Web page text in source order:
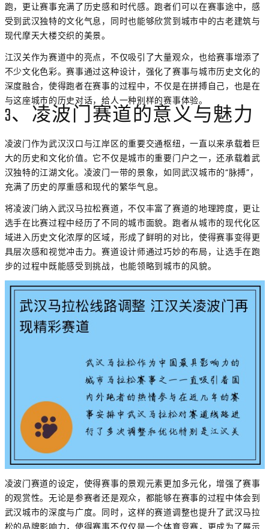
跑，更让赛事充满了历史感和时代感。跑者们可以在赛事途中，感
受到武汉独特的文化气息，同时也能够欣赏到城市中的古老建筑与
现代摩天大楼交织的美景。
江汉关作为赛道中的亮点，不仅吸引了大量观众，也给赛事增添了
不少文化色彩。赛事通过这种设计，强化了赛事与城市历史文化的
深度融合，使得跑者在赛事的过程中，不仅是在拼搏自己，也是在
与这座城市的历史对话，给人一种别样的赛事体验。
3、凌波门赛道的意义与魅力
凌波门作为武汉汉口与江岸区的重要交通枢纽，一直以来承载着巨
大的历史和文化价值。它不仅是城市的重要门户之一，还承载着武
汉独特的江湖文化。凌波门一带的景象，如同武汉城市的“脉搏”，
充满了历史的厚重感和现代的繁华气息。
将凌波门纳入武汉马拉松赛道，不仅丰富了赛道的地理跨度，更让
选手在比赛过程中经历了不同的城市面貌。跑者从城市的现代化区
域进入历史文化浓厚的区域，形成了鲜明的对比，使得赛事变得更
具层次感和视觉冲击力。赛道设计师通过巧妙的布局，让选手在跑
步的过程中既能感受到挑战，也能领略到城市的风貌。
凌波门赛道的设定，使得赛事的景观元素更加多元化，增强了赛事
的观赏性。无论是参赛者还是观众，都能够在赛事的过程中体会到
武汉城市的深度与广度。同时，这样的赛道调整也提升了武汉马拉
松的品牌影响力，使得赛事不仅仅是一个体育竞赛，更成为了展示